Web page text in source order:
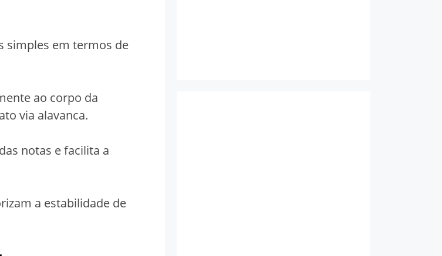
simples em termos de
ao corpo da
via alavanca.
notas e facilita a
a estabilidade de